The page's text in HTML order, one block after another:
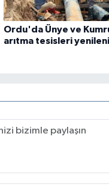
Ordu'da Ünye ve
arıtma tesisleri